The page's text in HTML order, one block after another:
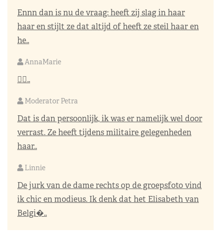
Ennn dan is nu de vraag: heeft zij slag in haar
haar en stijlt ze dat altijd of heeft ze steil haar en
he..
AnnaMarie
👌🏼..
Moderator Petra
Dat is dan persoonlijk, ik was er namelijk wel door
verrast. Ze heeft tijdens militaire gelegenheden
haar..
Linnie
De jurk van de dame rechts op de groepsfoto vind
ik chic en modieus. Ik denk dat het Elisabeth van
Belgi�..